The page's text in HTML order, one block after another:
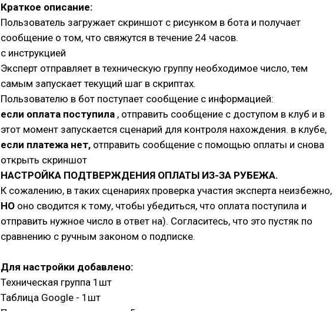
Краткое описание:
Пользователь загружает скриншот с рисунком в бота и получает
сообщение о том, что свяжутся в течение 24 часов.
с инструкцией
Эксперт отправляет в техническую группу необходимое число, тем
самым запускает текущий шаг в скриптах.
Пользователю в бот поступает сообщение с информацией:
если оплата поступила , отправить сообщение с доступом в клуб и в
этот момент запускается сценарий для контроля нахождения. в клубе,
если платежа нет, отправить сообщение с помощью оплаты и снова
открыть скриншот
НАСТРОЙКА ПОДТВЕРЖДЕНИЯ ОПЛАТЫ ИЗ-ЗА РУБЕЖА.
К сожалению, в таких сценариях проверка участия эксперта неизбежно,
НО оно сводится к тому, чтобы убедиться, что оплата поступила и
отправить нужное число в ответ на). Согласитесь, что это пустяк по
сравнению с ручным законом о подписке.
Для настройки добавлено:
Техническая группа 1шт
Таблица Google - 1шт